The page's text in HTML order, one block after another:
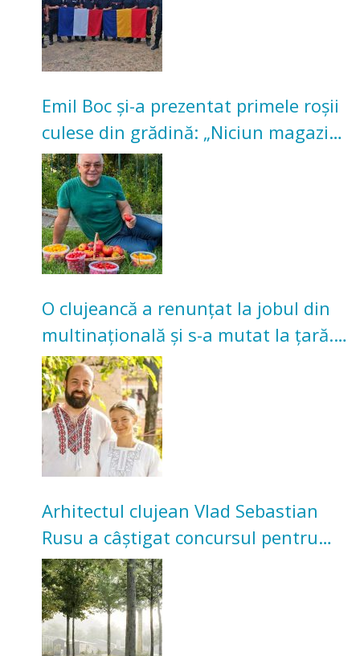
Emil Boc și-a prezentat primele roșii
culese din grădină: „Niciun magazin
nu poate oferi această satisfacție”
O clujeancă a renunțat la jobul din
multinațională și s-a mutat la țară.
Acum cultivă legume în grădina
bunicilor
Arhitectul clujean Vlad Sebastian
Rusu a câștigat concursul pentru
transformarea Grădinii Casei
Universitarilor